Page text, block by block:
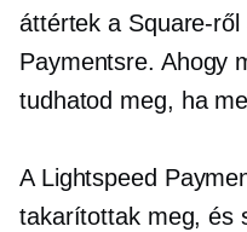
áttértek a Square-ről
Paymentsre. Ahogy
tudhatod meg, ha
A Lightspeed
takarítottak meg, és